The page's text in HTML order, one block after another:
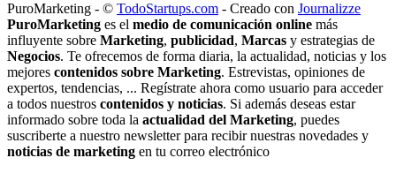
PuroMarketing - © TodoStartups.com - Creado con Journalizze
PuroMarketing es el medio de comunicación online más
influyente sobre Marketing, publicidad, Marcas y estrategias de
Negocios. Te ofrecemos de forma diaria, la actualidad, noticias y los
mejores contenidos sobre Marketing. Estrevistas, opiniones de
expertos, tendencias, ... Regístrate ahora como usuario para acceder
a todos nuestros contenidos y noticias. Si además deseas estar
informado sobre toda la actualidad del Marketing, puedes
suscriberte a nuestro newsletter para recibir nuestras novedades y
noticias de marketing en tu correo electrónico